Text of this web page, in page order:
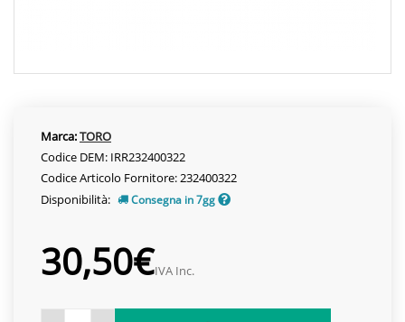
Marca:TORO
Codice DEM: IRR232400322
Codice Articolo Fornitore: 232400322
Disponibilità:
Consegna in 7gg
30,50€IVA Inc.